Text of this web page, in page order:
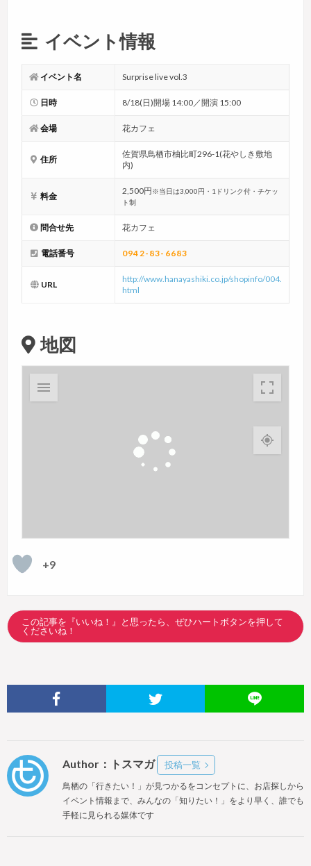
イベント情報
イベント名 Surprise live vol.3
日時 8/18(日)開場 14:00／開演 15:00
会場 花カフェ
住所
佐賀県鳥栖市柚比町296-1(花やしき敷地
内)
料金
2,500円※当日は3,000円・1ドリンク付・チケッ
ト制
問合せ先 花カフェ
電話番号 0942-83-6683
URL
http://www.hanayashiki.co.jp/shopinfo/004.
html
地図
+9
この記事を『いいね！』と思ったら、ぜひハートボタンを押して
くださいね！
Author：トスマガ 投稿一覧
鳥栖の「行きたい！」が見つかるをコンセプトに、お店探しから
イベント情報まで、みんなの「知りたい！」をより早く、誰でも
手軽に見られる媒体です